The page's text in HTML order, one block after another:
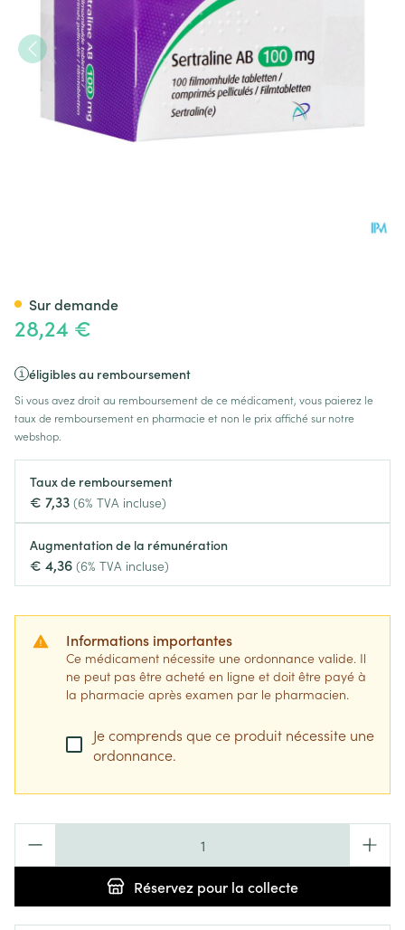
28,24 €
éligibles au remboursement
Si vous avez droit au remboursement de ce médicament, vous paierez le
taux de remboursement en pharmacie et non le prix affiché sur notre
webshop.
Taux de remboursement
€ 7,33 (6% TVA incluse)
Augmentation de la rémunération
€ 4,36 (6% TVA incluse)
Informations importantes
Ce médicament nécessite une ordonnance valide. Il
ne peut pas être acheté en ligne et doit être payé à
la pharmacie après examen par le pharmacien.
Je comprends que ce produit nécessite une
ordonnance.
Réservez pour la collecte
Sur demande